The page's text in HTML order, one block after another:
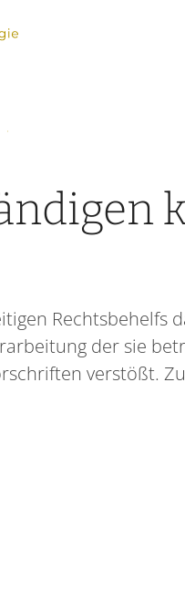
Rechtsbehelfs
der sie
verstößt.